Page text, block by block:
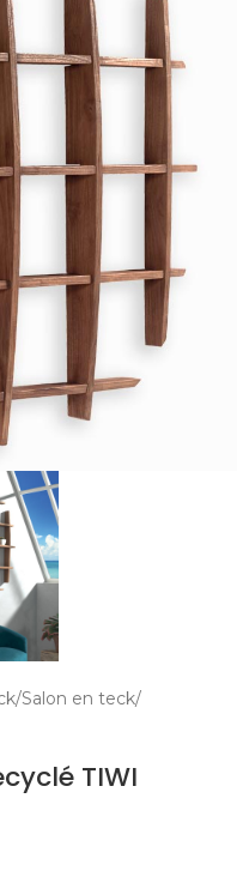
Salon en teck
TIWI